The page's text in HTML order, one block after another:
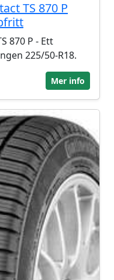
TS 870 P
870 P - Ett
225/50-R18.
Mer info